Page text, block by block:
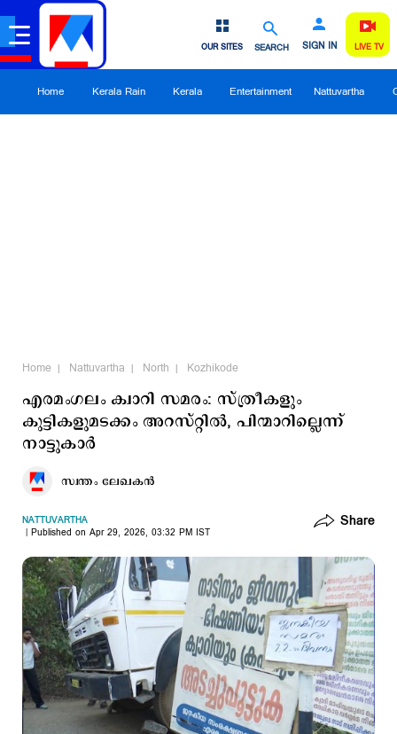
SEARCH SIGN IN
OUR SITES LIVE TV
Home Kerala Rain Kerala Entertainment Nattuvartha
Home Nattuvartha North Kozhikode
എരമംഗലം ക്വാറി സമരം: സ്ത്രീകളും
കുട്ടികളുമടക്കം അറസ്റ്റിൽ, പിന്മാറില്ലെന്ന്
നാട്ടുകാർ
സ്വന്തം ലേഖകൻ
NATTUVARTHA
Published on Apr 29, 2026, 03:32 PM IST
Share